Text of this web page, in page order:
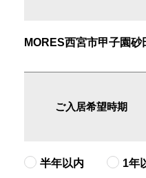
MORES西宮市甲子園
ご入居希望時期
半年以内 1年